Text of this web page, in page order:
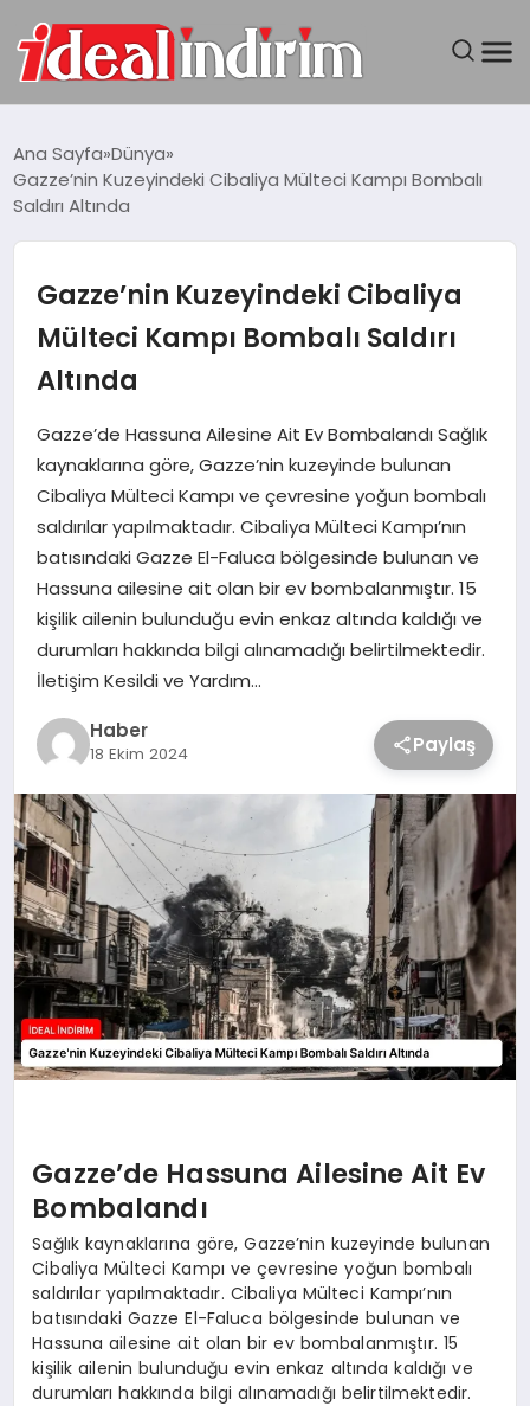
BILGISAYAR
TEKNOLOJI
YAŞAM
Ana Sayfa Dünya
Gazze’nin Kuzeyindeki Cibaliya Mülteci Kampı Bombalı
Saldırı Altında
Gazze’nin Kuzeyindeki Cibaliya
Mülteci Kampı Bombalı Saldırı
Altında
Gazze’de Hassuna Ailesine Ait Ev Bombalandı Sağlık
kaynaklarına göre, Gazze’nin kuzeyinde bulunan
Cibaliya Mülteci Kampı ve çevresine yoğun bombalı
saldırılar yapılmaktadır. Cibaliya Mülteci Kampı’nın
batısındaki Gazze El-Faluca bölgesinde bulunan ve
Hassuna ailesine ait olan bir ev bombalanmıştır. 15
kişilik ailenin bulunduğu evin enkaz altında kaldığı ve
durumları hakkında bilgi alınamadığı belirtilmektedir.
İletişim Kesildi ve Yardım…
Haber
18 Ekim 2024 Paylaş
Gazze’de Hassuna Ailesine Ait Ev
Bombalandı
Sağlık kaynaklarına göre, Gazze’nin kuzeyinde bulunan
Cibaliya Mülteci Kampı ve çevresine yoğun bombalı
saldırılar yapılmaktadır. Cibaliya Mülteci Kampı’nın
batısındaki Gazze El-Faluca bölgesinde bulunan ve
Hassuna ailesine ait olan bir ev bombalanmıştır. 15
kişilik ailenin bulunduğu evin enkaz altında kaldığı ve
durumları hakkında bilgi alınamadığı belirtilmektedir.